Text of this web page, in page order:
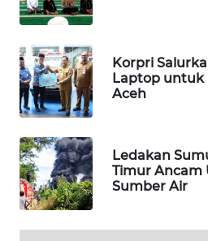
Korpri
Laptop untuk
Aceh
Ledakan
Timur Ancam
Sumber Air
ID
MARTABAT
NET
PLN
WATCH
MKLI